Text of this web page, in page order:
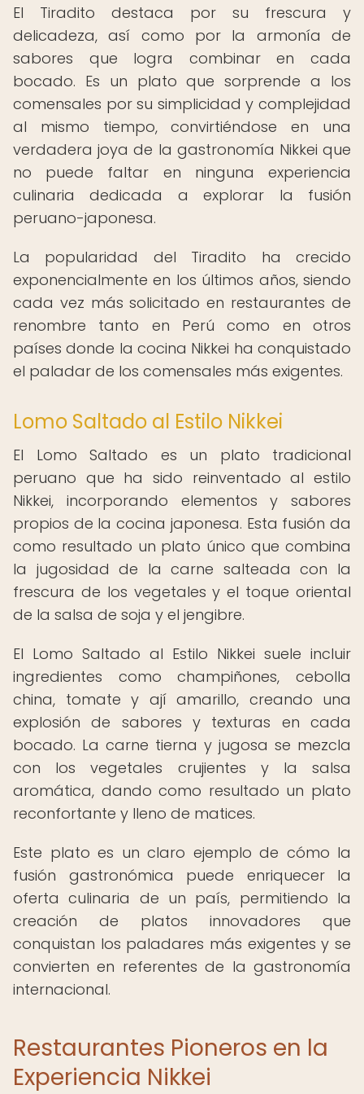
El Tiradito destaca por su frescura y
delicadeza, así como por la armonía de
sabores que logra combinar en cada
bocado. Es un plato que sorprende a los
comensales por su simplicidad y complejidad
al mismo tiempo, convirtiéndose en una
verdadera joya de la gastronomía Nikkei que
no puede faltar en ninguna experiencia
culinaria dedicada a explorar la fusión
peruano-japonesa.
La popularidad del Tiradito ha crecido
exponencialmente en los últimos años, siendo
cada vez más solicitado en restaurantes de
renombre tanto en Perú como en otros
países donde la cocina Nikkei ha conquistado
el paladar de los comensales más exigentes.
Lomo Saltado al Estilo Nikkei
El Lomo Saltado es un plato tradicional
peruano que ha sido reinventado al estilo
Nikkei, incorporando elementos y sabores
propios de la cocina japonesa. Esta fusión da
como resultado un plato único que combina
la jugosidad de la carne salteada con la
frescura de los vegetales y el toque oriental
de la salsa de soja y el jengibre.
El Lomo Saltado al Estilo Nikkei suele incluir
ingredientes como champiñones, cebolla
china, tomate y ají amarillo, creando una
explosión de sabores y texturas en cada
bocado. La carne tierna y jugosa se mezcla
con los vegetales crujientes y la salsa
aromática, dando como resultado un plato
reconfortante y lleno de matices.
Este plato es un claro ejemplo de cómo la
fusión gastronómica puede enriquecer la
oferta culinaria de un país, permitiendo la
creación de platos innovadores que
conquistan los paladares más exigentes y se
convierten en referentes de la gastronomía
internacional.
Restaurantes Pioneros en la
Experiencia Nikkei